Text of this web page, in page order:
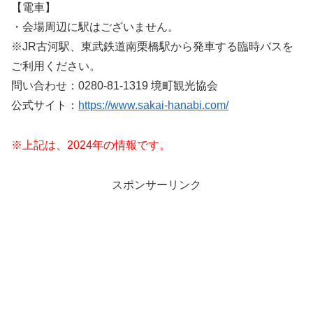
【電車】
・会場周辺に駅はございません。
※JR古河駅、東武鉄道南栗橋駅から発車する臨時バスを
ご利用ください。
問い合わせ：0280-81-1319 境町観光協会
公式サイト： https://www.sakai-hanabi.com/
※上記は、2024年の情報です。
スポンサーリンク